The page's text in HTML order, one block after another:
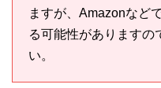
ますが、Amazonなど
る可能性がありますの
い。